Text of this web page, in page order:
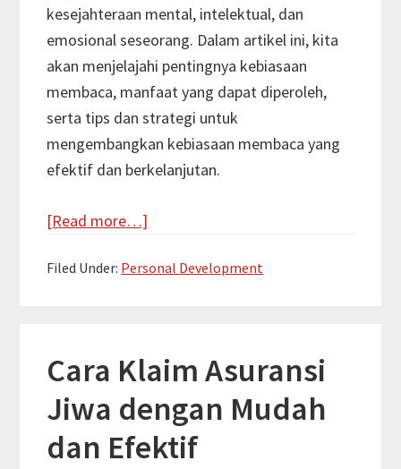
kesejahteraan mental, intelektual, dan
emosional seseorang. Dalam artikel ini, kita
akan menjelajahi pentingnya kebiasaan
membaca, manfaat yang dapat diperoleh,
serta tips dan strategi untuk
mengembangkan kebiasaan membaca yang
efektif dan berkelanjutan.
[Read more…]
Kebiasaan
Filed Under: Personal Development
Cara Klaim Asuransi
Jiwa dengan Mudah
dan Efektif